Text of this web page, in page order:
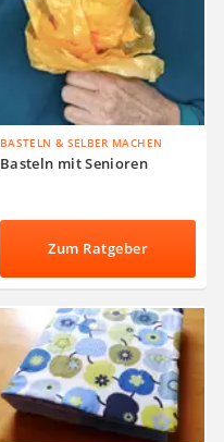
BASTELN & SELBER MACHEN
Basteln mit Senioren
Zum Ratgeber